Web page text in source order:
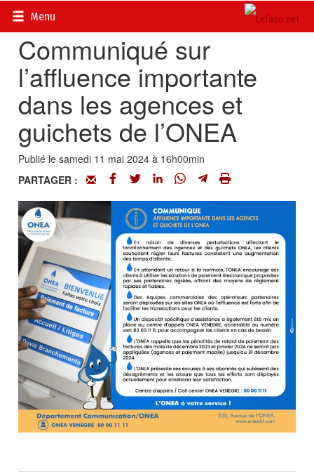
Menu
Accueil>
Communiqué sur
l’affluence importante
dans les agences et
guichets de l’ONEA
Publié le samedi 11 mai 2024 à 16h00min
PARTAGER :